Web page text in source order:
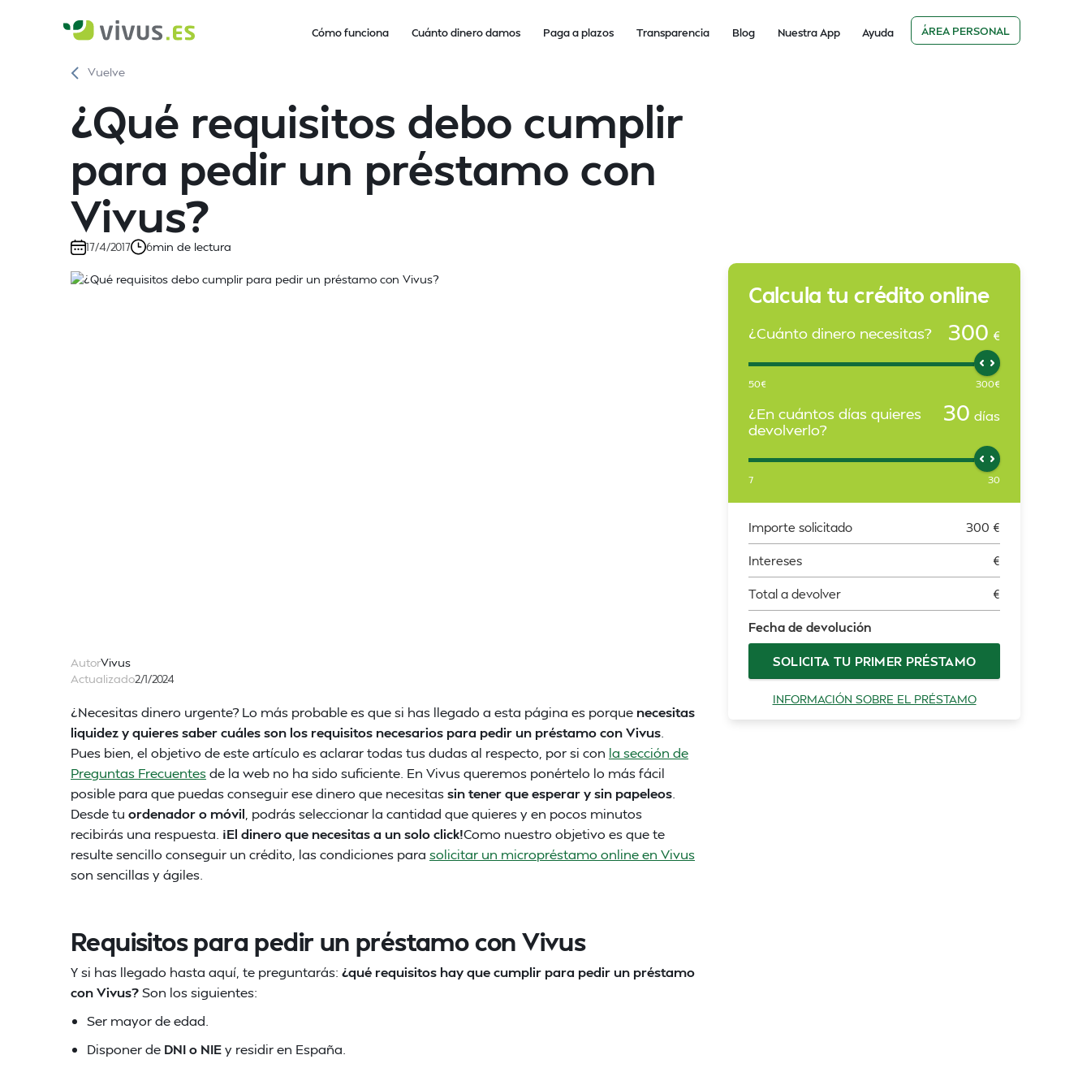
Cómo funciona Cuánto dinero damos Paga a plazos Transparencia Blog Nuestra App Ayuda ÁREA PERSONAL
Vuelve
¿Qué requisitos debo cumplir
para pedir un préstamo con
Vivus?
17/4/2017 6min de lectura
AutorVivus
Actualizado2/1/2024
¿Necesitas dinero urgente? Lo más probable es que si has llegado a esta página es porque necesitas
liquidez y quieres saber cuáles son los requisitos necesarios para pedir un préstamo con Vivus
Pues bien, el objetivo de este artículo es aclarar todas tus dudas al respecto, por si con la sección de
Preguntas Frecuentesde la web no ha sido suficiente. En Vivus queremos ponértelo lo más fácil
posible para que puedas conseguir ese dinero que necesitassin tener que esperar y sin papeleos
Desde tu ordenador o móvil , podrás seleccionar la cantidad que quieres y en pocos minutos
recibirás una respuesta. ¡El dinero que necesitas a un solo click!Como nuestro objetivo es que te
resulte sencillo conseguir un crédito, las condiciones para solicitar un micropréstamo online en Vivus
son sencillas y ágiles.
Requisitos para pedir un préstamo con Vivus
Y si has llegado hasta aquí, te preguntarás: ¿qué requisitos hay que cumplir para pedir un préstamo
con Vivus?Son los siguientes:
Ser mayor de edad.
Disponer de DNI o NIEy residir en España.
Calcula tu crédito online
¿Cuánto dinero necesitas? 300 €
50€ 300€
¿En cuántos días quieres
devolverlo?
30 días
7 30
Importe solicitado 300 €
Intereses €
Total a devolver €
Fecha de devolución
SOLICITA TU PRIMER PRÉSTAMO
INFORMACIÓN SOBRE EL PRÉSTAMO